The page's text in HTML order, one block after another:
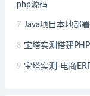
php源码
7 Java项目本地部
8 宝塔实测搭建
9 宝塔实测-电商